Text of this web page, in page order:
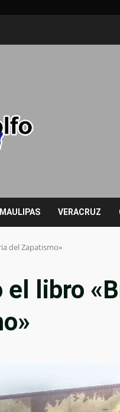
VERACRUZ
del Zapatismo»
el libro